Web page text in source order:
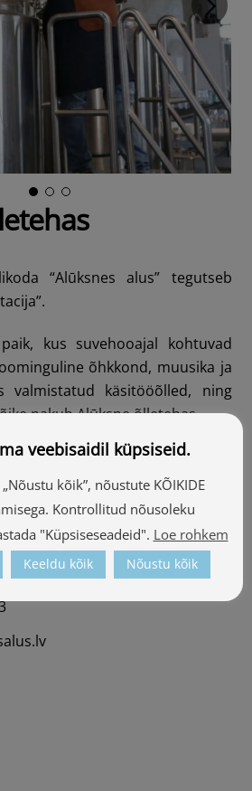
“Alūksnes alus” tegutseb
kus suvehooajal kohtuvad
õhkkond, muusika ja
valmistatud käsitööõlled, ning
pakub Alūksne õlletehas.
veebisaidil küpsiseid.
kõik”, nõustute KÕIKIDE
Kontrollitud nõusoleku
"Küpsiseseadeid". Loe rohkem
Keeldu kõik Nõustu kõik